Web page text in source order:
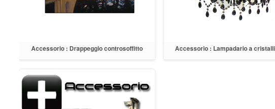
Accessorio : Drappeggio controsoffitto
Accessorio : Lampadario a